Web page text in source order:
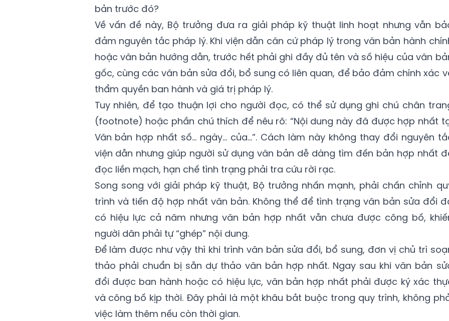
bản trước đó?
Về vấn đề này, Bộ trưởng đưa ra giải pháp kỹ thuật linh hoạt nhưng vẫn
đảm nguyên tắc pháp lý. Khi viện dẫn căn cứ pháp lý trong văn bản hành
hoặc văn bản hướng dẫn, trước hết phải ghi đầy đủ tên và số hiệu của văn
gốc, cùng các văn bản sửa đổi, bổ sung có liên quan, để bảo đảm chính xác
thẩm quyền ban hành và giá trị pháp lý.
Tuy nhiên, để tạo thuận lợi cho người đọc, có thể sử dụng ghi chú chân
(footnote) hoặc phần chú thích để nêu rõ: “Nội dung này đã được hợp nhất
Văn bản hợp nhất số… ngày… của…”. Cách làm này không thay đổi nguyên
viện dẫn nhưng giúp người sử dụng văn bản dễ dàng tìm đến bản hợp nhất
đọc liền mạch, hạn chế tình trạng phải tra cứu rời rạc.
Song song với giải pháp kỹ thuật, Bộ trưởng nhấn mạnh, phải chấn chỉnh
trình và tiến độ hợp nhất văn bản. Không thể để tình trạng văn bản sửa đổi
có hiệu lực cả năm nhưng văn bản hợp nhất vẫn chưa được công bố,
người dân phải tự “ghép” nội dung.
Để làm được như vậy thì khi trình văn bản sửa đổi, bổ sung, đơn vị chủ trì
thảo phải chuẩn bị sẵn dự thảo văn bản hợp nhất. Ngay sau khi văn bản
đổi được ban hành hoặc có hiệu lực, văn bản hợp nhất phải được ký xác
và công bố kịp thời. Đây phải là một khâu bắt buộc trong quy trình, không
việc làm thêm nếu còn thời gian.